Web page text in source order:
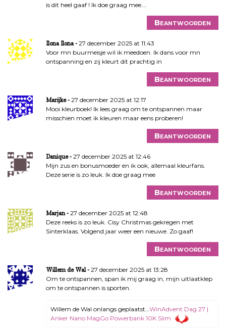
is dit heel gaaf ! Ik doe graag mee….
Beantwoorden
Ilona Ilona
27 december 2025 at 11:43
Voor mn buurmeisje wil ik meedoen. Ik dans voor mn
ontspanning en zij kleurt dit prachtig in
Beantwoorden
Marijke
27 december 2025 at 12:17
Mooi kleurboek! Ik lees graag om te ontspannen maar
misschien moet ik kleuren maar eens proberen!
Beantwoorden
Danique
27 december 2025 at 12:46
Mijn zus en bonusmoeder en ik ook, allemaal kleurfans.
Deze serie is zo leuk. Ik doe graag mee
Beantwoorden
Marjan
27 december 2025 at 12:48
Deze reeks is zo leuk. Cisy Christmas gekregen met
Sinterklaas. Volgend jaar weer een nieuwe. Zo gaaf!
Beantwoorden
Willem de Wal
27 december 2025 at 13:28
Om te ontspannen, span ik mij graag in, mijn uitlaatklep
om te ontspannen is sporten.
Willem de Wal onlangs geplaatst… WinAdvent Dag 27 |
Anker Nano MagGo Powerbank 10K Slim